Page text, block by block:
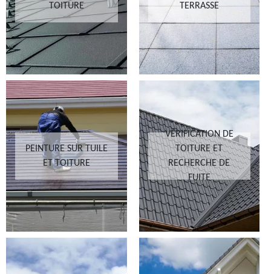
TOITURE
TERRASSE
PEINTURE SUR TUILE
ET TOITURE
VÉRIFICATION DE
TOITURE ET
RECHERCHE DE
FUITE